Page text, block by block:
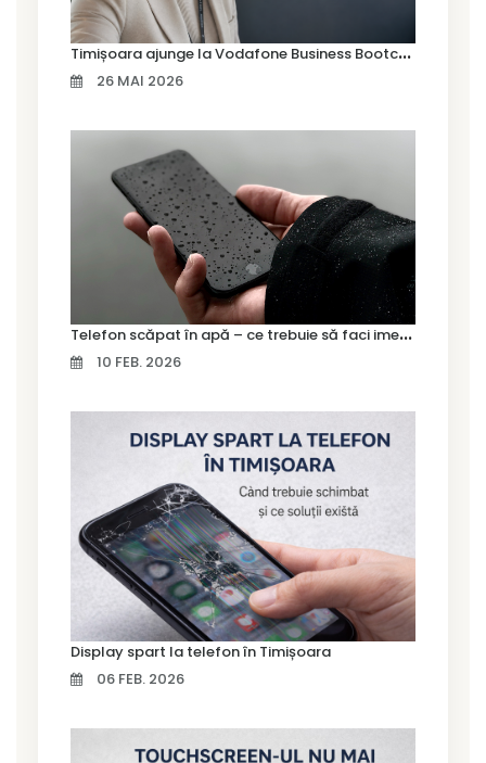
T
imișoara ajunge la Vodafone Business Bootcamp prin Marius Cermian de la Armour România
26 MAI 2026
T
elefon scăpat în apă – ce trebuie să faci imediat și ce greșeli să eviți
10 FEB. 2026
Display spart la telefon în Timișoara
06 FEB. 2026